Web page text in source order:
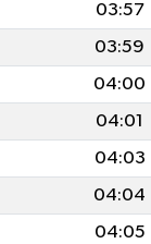
03:57
03:59
04:00
04:01
04:03
04:04
04:05